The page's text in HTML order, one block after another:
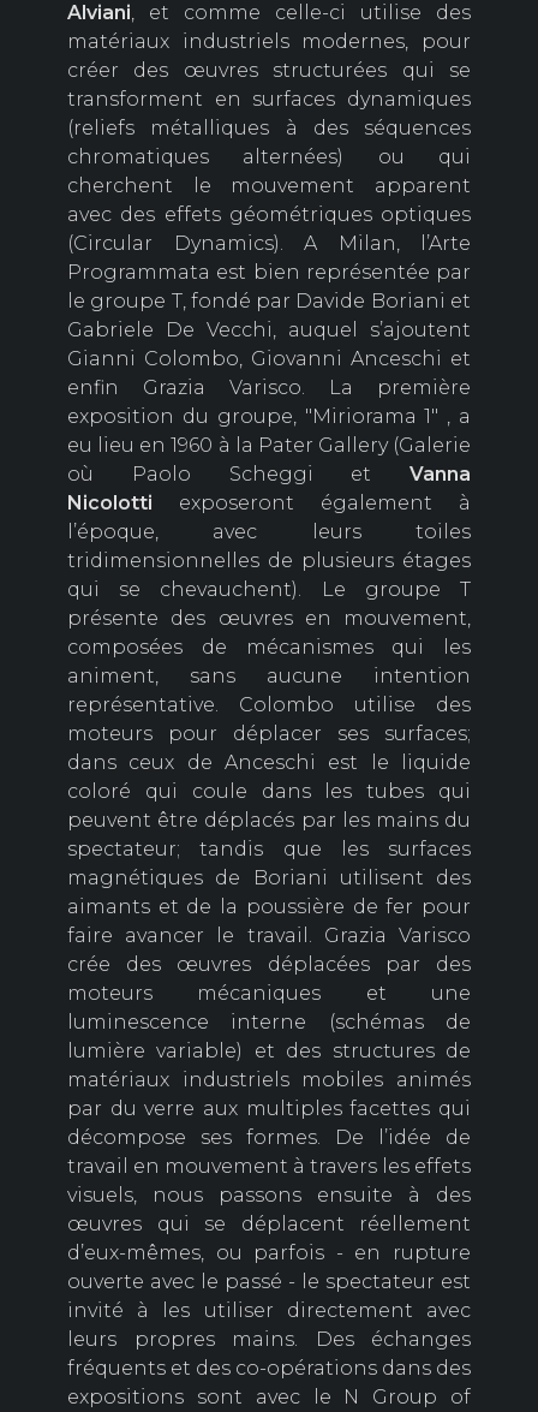
Alviani, et comme celle-ci utilise des
matériaux industriels modernes, pour
créer des œuvres structurées qui se
transforment en surfaces dynamiques
(reliefs métalliques à des séquences
chromatiques alternées) ou qui
cherchent le mouvement apparent
avec des effets géométriques optiques
(Circular Dynamics). A Milan, l’Arte
Programmata est bien représentée par
le groupe T, fondé par Davide Boriani et
Gabriele De Vecchi, auquel s’ajoutent
Gianni Colombo, Giovanni Anceschi et
enfin Grazia Varisco. La première
exposition du groupe, "Miriorama 1" , a
eu lieu en 1960 à la Pater Gallery (Galerie
où Paolo Scheggi et Vanna
Nicolotti exposeront également à
l’époque, avec leurs toiles
tridimensionnelles de plusieurs étages
qui se chevauchent). Le groupe T
présente des œuvres en mouvement,
composées de mécanismes qui les
animent, sans aucune intention
représentative. Colombo utilise des
moteurs pour déplacer ses surfaces;
dans ceux de Anceschi est le liquide
coloré qui coule dans les tubes qui
peuvent être déplacés par les mains du
spectateur; tandis que les surfaces
magnétiques de Boriani utilisent des
aimants et de la poussière de fer pour
faire avancer le travail. Grazia Varisco
crée des œuvres déplacées par des
moteurs mécaniques et une
luminescence interne (schémas de
lumière variable) et des structures de
matériaux industriels mobiles animés
par du verre aux multiples facettes qui
décompose ses formes. De l’idée de
travail en mouvement à travers les effets
visuels, nous passons ensuite à des
œuvres qui se déplacent réellement
d’eux-mêmes, ou parfois - en rupture
ouverte avec le passé - le spectateur est
invité à les utiliser directement avec
leurs propres mains. Des échanges
fréquents et des co-opérations dans des
expositions sont avec le N Group of